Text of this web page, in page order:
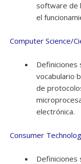
software de
el
Computer Science/
Definiciones
vocabulario
de
electrónica.
Consumer
Definiciones